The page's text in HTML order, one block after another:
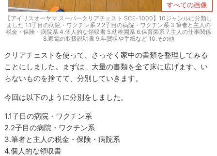
すべての画像
【アイリスオーヤマ スーパークリアチェスト SCE-1000】10ジャンルに分類し
ました 1.1子目の病院・ワクチン系 2.2子目の病院・ワクチン系 3.筆者と主人の
税金・保険・病院系 4.個人的な領収書 5.幼稚園系 6.保育園系 7.主人の仕事関係
8.家電の取扱説明書 9.年賀状や手紙など 10.その他
クリアチェストを使って、さっそく家中の書類を整理してみる
ことにしました。まずは、大量の書類を全て床に広げます。い
らないものを捨てて、分別していきます。
今回は以下のように分別をしました。
1.1子目の病院・ワクチン系
2.2子目の病院・ワクチン系
3.筆者と主人の税金・保険・病院系
4.個人的な領収書